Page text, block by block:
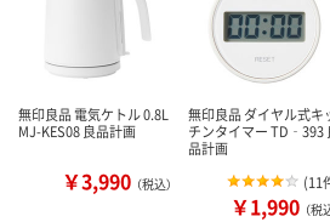
無印良品 電気ケトル 0.8L
MJ-KES08 良品計画
￥3,990 （税込）
無印良品 ダイヤル式キ
チンタイマー TD‐393
品計画
(11
￥1,990 （税